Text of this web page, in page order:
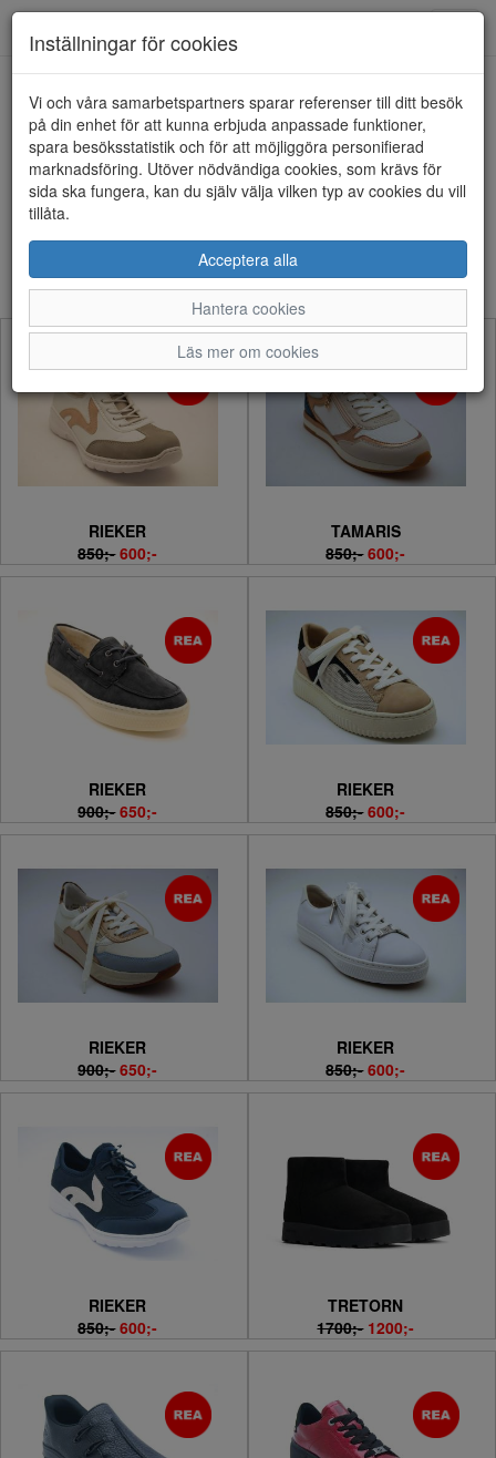
Endast REA
Rensa
555 artiklar hittade
Sortera efter:
RIEKER
850;- 600;-
TAMARIS
850;- 600;-
RIEKER
900;- 650;-
RIEKER
850;- 600;-
RIEKER
900;- 650;-
RIEKER
850;- 600;-
RIEKER
850;- 600;-
TRETORN
1700;- 1200;-
Inställningar för cookies
Vi och våra samarbetspartners sparar referenser till ditt besök
på din enhet för att kunna erbjuda anpassade funktioner,
spara besöksstatistik och för att möjliggöra personifierad
marknadsföring. Utöver nödvändiga cookies, som krävs för
sida ska fungera, kan du själv välja vilken typ av cookies du vill
tillåta.
Acceptera alla
Hantera cookies
Läs mer om cookies